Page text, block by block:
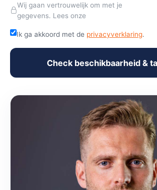
Wij gaan vertrouwelijk om met je
gegevens. Lees onze
Ik ga akkoord met de privacyverklaring.
Check beschikbaarheid &